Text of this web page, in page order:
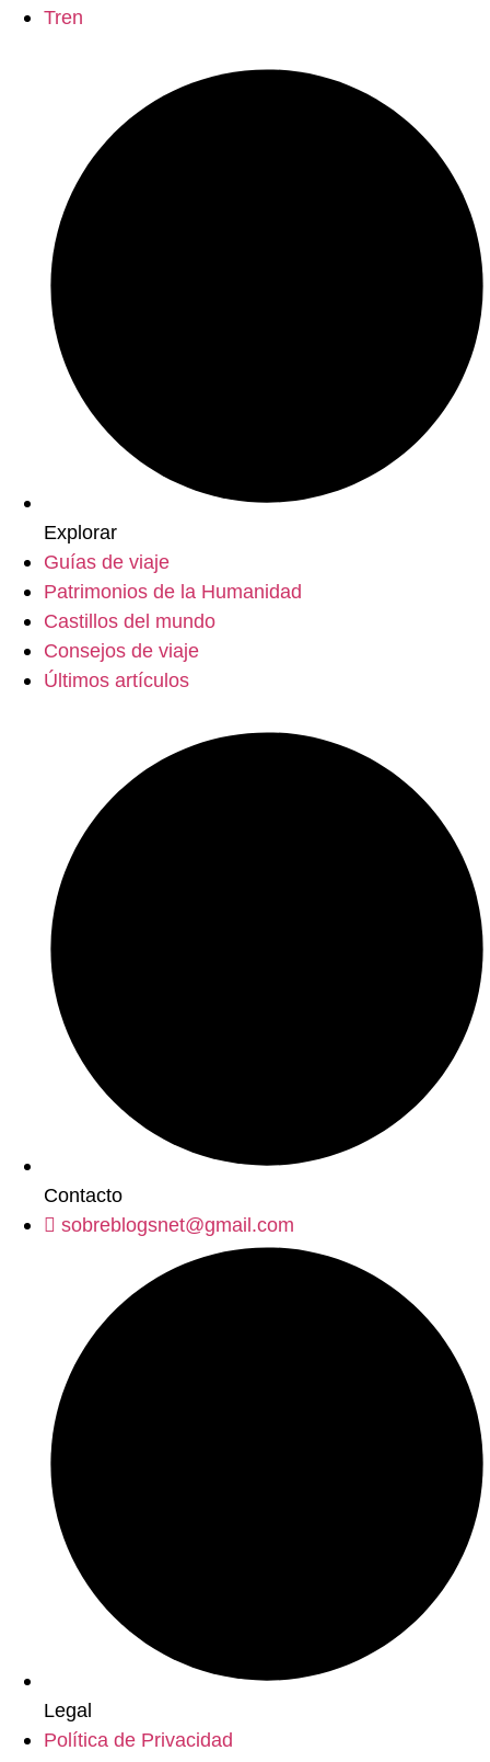
Tren
Explorar
Guías de viaje
Patrimonios de la Humanidad
Castillos del mundo
Consejos de viaje
Últimos artículos
Contacto
sobreblogsnet@gmail.com
Legal
Política de Privacidad